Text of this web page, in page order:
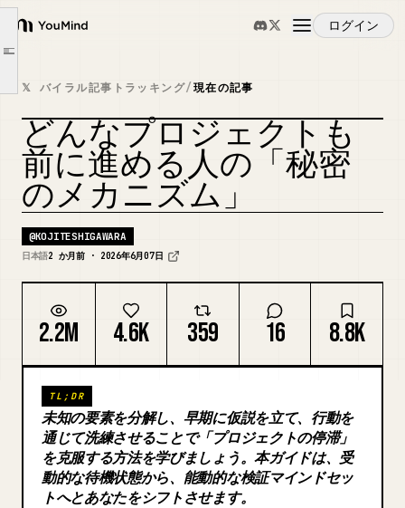
YouMind
ログイン
概要
ユースケース
スキル
プロンプト
ダウンロード
ブログ
更新情報
Article outline
STEP 2 | 分かる範囲で仮説化する
STEP 4 | 動きながら精度を上げる
具体シーンで当てはめる
難しいのは、知識ではなく初期動作のほう
𝕏 バイラル記事トラッキング/現在の記事
どんなプロジェクトも
前に進める人の「秘密
のメカニズム」
@KOJITESHIGAWARA
日本語2 か月前 · 2026年6月07日
2.2M 4.6K 359 16 8.8K
TL;DR
未知の要素を分解し、早期に仮説を立て、行動を
通じて洗練させることで「プロジェクトの停滞」
を克服する方法を学びましょう。本ガイドは、受
動的な待機状態から、能動的な検証マインドセッ
トへとあなたをシフトさせます。